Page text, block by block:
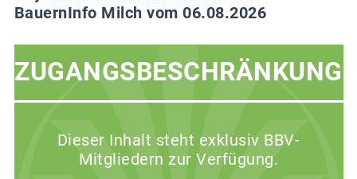
BauernInfo Milch vom 06.08.2026
ZUGANGSBESCHRÄNKUNG
Dieser Inhalt steht exklusiv BBV-
Mitgliedern zur Verfügung.